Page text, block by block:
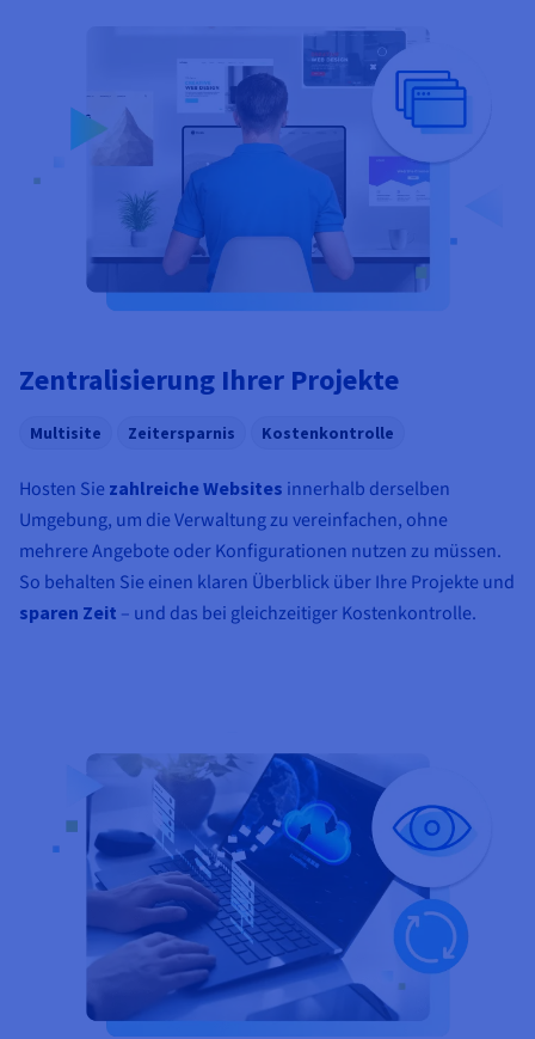
Zentralisierung Ihrer Projekte
Multisite Zeitersparnis Kostenkontrolle
Hosten Sie zahlreiche Websites innerhalb derselben
Umgebung, um die Verwaltung zu vereinfachen, ohne
mehrere Angebote oder Konfigurationen nutzen zu müssen.
So behalten Sie einen klaren Überblick über Ihre Projekte und
sparen Zeit – und das bei gleichzeitiger Kostenkontrolle.